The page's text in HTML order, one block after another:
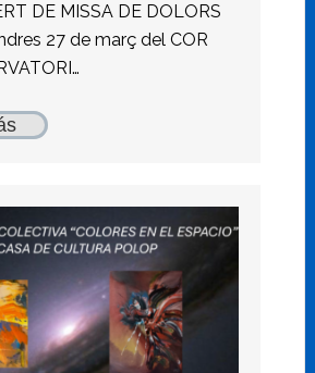
DE MISSA DE DOLORS
27 de març del COR